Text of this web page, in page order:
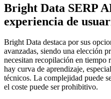
Bright Data SERP
experiencia de
Bright Data destaca por sus
avanzadas, siendo una elección
necesitan recopilación en tiempo
hay curva de aprendizaje,
técnicos. La complejidad puede
el coste puede ser prohibitivo.